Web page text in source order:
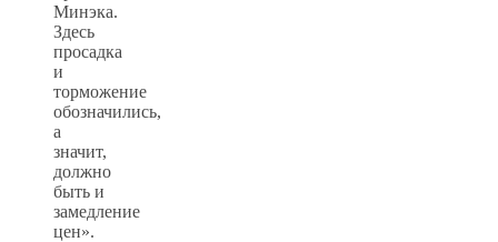
Минэка.
Здесь
просадка
и
торможение
обозначились,
а
значит,
должно
быть и
замедление
цен».